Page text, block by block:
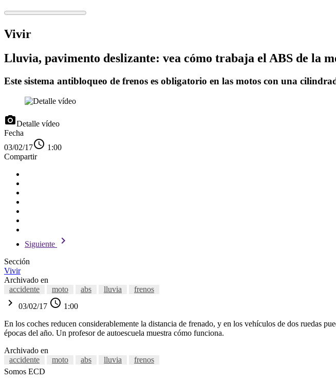
Vivir
Lluvia, pavimento deslizante: vea cómo trabaja el ABS de la
Este sistema antibloqueo de frenos es obligatorio en las motos con una
photo_cameraDetalle vídeo
Fecha
03/02/17access_time 1:00
Compartir
Siguiente chevron_right
Sección
Vivir
Archivado en
accidente
moto abs lluvia frenos
chevron_right 03/02/17 access_time 1:00
En los coches reducen considerablemente la distancia de frenado, y en los vehículos de dos ruedas
épocas del año. Un profesor de autoescuela muestra cómo funciona.
Archivado en
accidente
moto abs lluvia
frenos
Somos ECD